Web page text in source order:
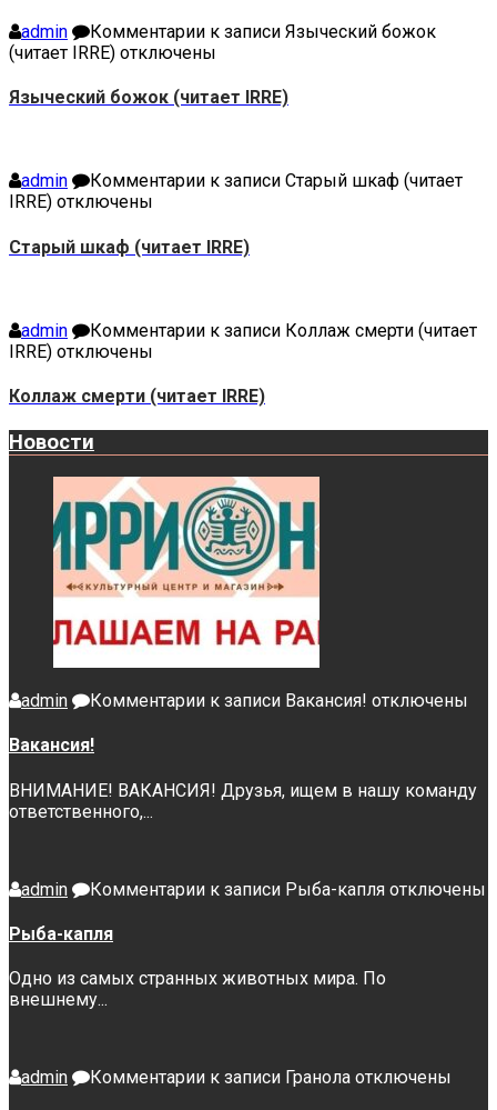
admin Комментарии к записи Языческий божок
(читает IRRE) отключены
Языческий божок (читает IRRE)
admin Комментарии к записи Старый шкаф (читает
IRRE) отключены
Старый шкаф (читает IRRE)
admin Комментарии к записи Коллаж смерти (читает
IRRE) отключены
Коллаж смерти (читает IRRE)
Новости
admin Комментарии к записи Вакансия! отключены
Вакансия!
ВНИМАНИЕ! ВАКАНСИЯ! Друзья, ищем в нашу команду
ответственного,...
admin Комментарии к записи Рыба-капля отключены
Рыба-капля
Одно из самых странных животных мира. По
внешнему...
admin Комментарии к записи Гранола отключены